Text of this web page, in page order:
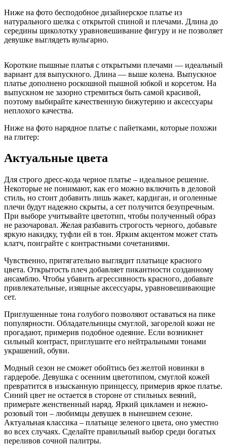
Ниже на фото бесподобное дизайнерское платье из
натурального шелка с открытой спиной и плечами. Длина до
середины щиколотку уравновешивание фигуру и не позволяет
девушке выглядеть вульгарно.
Короткие пышные платья с открытыми плечами — идеальный
вариант для выпускного. Длина — выше колена. Выпускное
платье дополнено роскошной пышной юбкой и корсетом. На
выпускном не зазорно стремиться быть самой красивой,
поэтому выбирайте качественную бижутерию и аксессуары
неплохого качества.
Ниже на фото нарядное платье с пайетками, которые похожи
на глитер:
Актуальные цвета
Для строго дресс-кода черное платье – идеальное решение.
Некоторые не понимают, как его можно включить в деловой
стиль, но стоит добавить лишь жакет, кардиган, и оголенные
плечи будут надежно скрыты, а сет получится безупречным.
При выборе учитывайте цветотип, чтобы полученный образ
не разочаровал. Желая разбавить строгость черного, добавьте
яркую накидку, туфли ей в тон. Ярким акцентом может стать
клатч, поиграйте с контрастными сочетаниями.
Чувственно, притягательно выглядит платьице красного
цвета. Открытость плеч добавляет пикантности созданному
ансамблю. Чтобы убавить агрессивность красного, добавьте
привлекательные, изящные аксессуары, уравновешивающие
сет.
Приглушенные тона голубого позволяют оставаться на пике
популярности. Обладательницы смуглой, загорелой кожи не
прогадают, примерив подобное одеяние. Если возникнет
сильный контраст, приглушите его нейтральными тонами
украшений, обуви.
Модный сезон не сможет обойтись без желтой новинки в
гардеробе. Девушка с осенним цветотипом, смуглой кожей
превратится в изысканную принцессу, примерив яркое платье.
Синий цвет не остается в стороне от стильных веяний,
примерьте женственный наряд. Яркий цикламен и нежно-
розовый тон – любимцы девушек в нынешнем сезоне.
Актуальная классика – платьице зеленого цвета, оно уместно
во всех случаях. Сделайте правильный выбор среди богатых
переливов сочной палитры.